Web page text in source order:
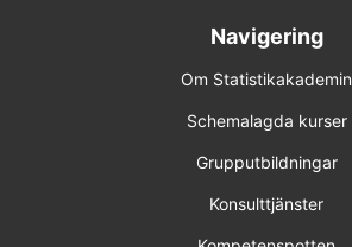
8-9 jun 2027 Online
Förhandsbokning (obestämt datum)
15-16 dec 2026 Online
Navigering
Om Statistikakademin
Schemalagda kurser
Grupputbildningar
Konsulttjänster